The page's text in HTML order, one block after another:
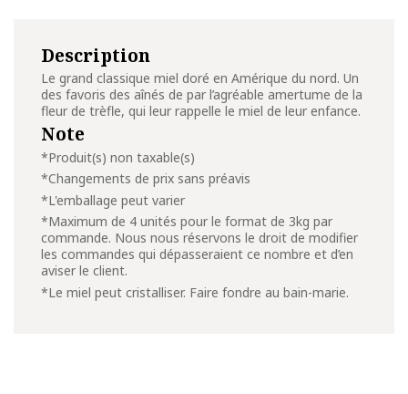
Description
Le grand classique miel doré en Amérique du nord. Un
des favoris des aînés de par l’agréable amertume de la
fleur de trèfle, qui leur rappelle le miel de leur enfance.
Note
*Produit(s) non taxable(s)
*Changements de prix sans préavis
*L'emballage peut varier
*Maximum de 4 unités pour le format de 3kg par
commande. Nous nous réservons le droit de modifier
les commandes qui dépasseraient ce nombre et d’en
aviser le client.
*Le miel peut cristalliser. Faire fondre au bain-marie.